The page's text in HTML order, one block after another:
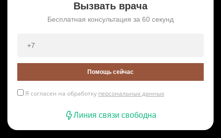
Вызвать врача
Бесплатная консультация за 60 секунд
Помощь сейчас
Я согласен на обработку персональных данных
Линия связи свободна